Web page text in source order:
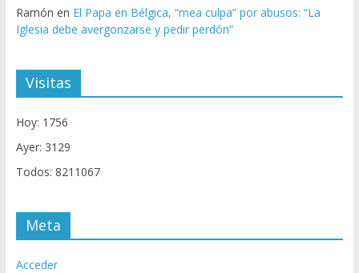
Ramón en El Papa en Bélgica, “mea culpa” por abusos: “La
Iglesia debe avergonzarse y pedir perdón”
Visitas
Hoy: 1756
Ayer: 3129
Todos: 8211067
Meta
Acceder